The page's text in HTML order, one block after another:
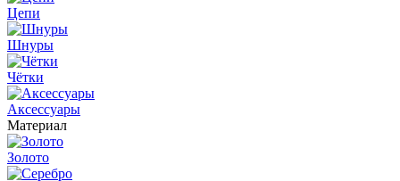
Цепи
Шнуры
Чётки
Аксессуары
Материал
Золото